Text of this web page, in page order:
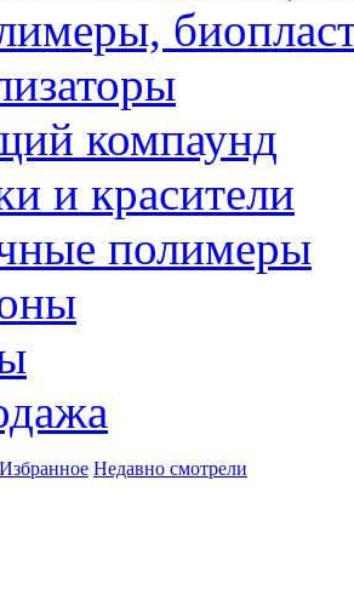
компаунд
и красители
полимеры
Избранное Недавно смотрели